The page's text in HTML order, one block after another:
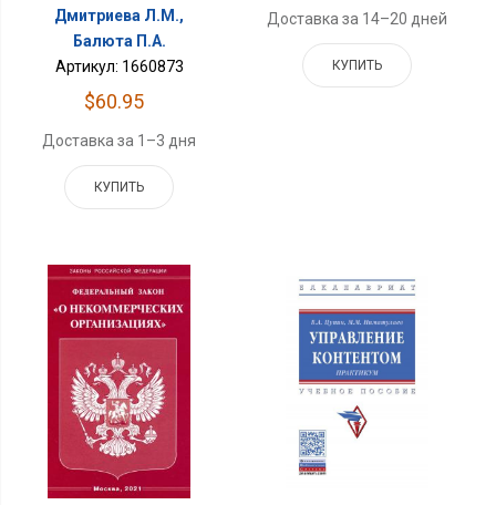
Дмитриева Л.М.,
Балюта П.А.
Артикул: 1660873
$60.95
Доставка за 1–3 дня
КУПИТЬ
Доставка за 14–20 дней
КУПИТЬ